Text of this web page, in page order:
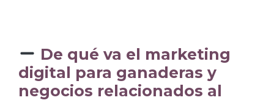
De qué va el marketing
digital para ganaderas y
negocios relacionados al